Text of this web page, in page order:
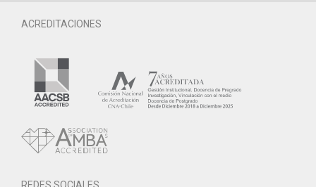
ACREDITACIONES